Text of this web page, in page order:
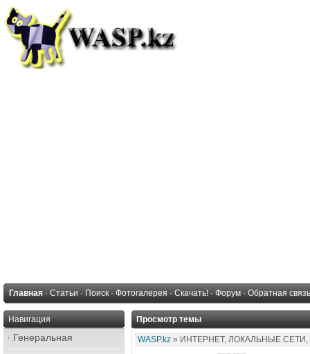
Главная · Статьи · Поиск · Фотогалерея · Скачать! · Форум · Обратная связь
Навигация
· Генеральная
Просмотр темы
WASP.kz » ИНТЕРНЕТ, ЛОКАЛЬНЫЕ